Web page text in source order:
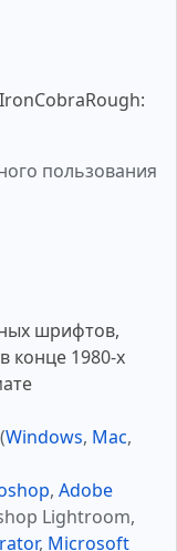
пользования
шрифтов,
конце 1980-х
Windows, Mac,
, Adobe
Lightroom,
, Microsoft